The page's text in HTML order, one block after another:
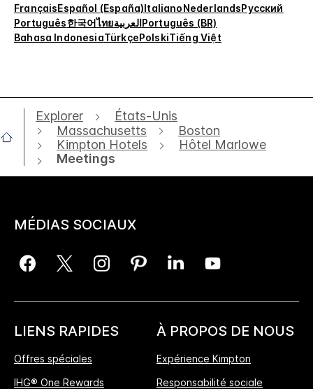
FrançaisEspañol (España)ItalianoNederlandsРусский
Português한국어ไทยالعربيةPortuguês (BR)
Bahasa IndonesiaTürkçePolskiTiếng Việt
Explorer
États-Unis
Massachusetts
Boston
Kimpton Hotels
Hôtel Marlowe
Meetings
MÉDIAS SOCIAUX
LIENS RAPIDES
Offres spéciales
IHG® One Rewards
À PROPOS DE NOUS
Expérience Kimpton
Responsabilité sociale